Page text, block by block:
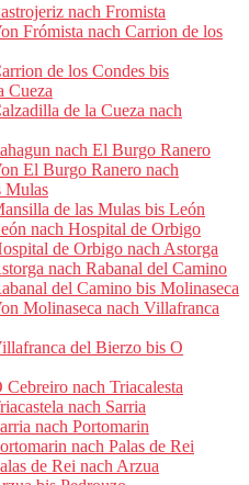
nach Fromista
Frómista nach Carrion de los
de los Condes bis
Cueza
de la Cueza nach
nach El Burgo Ranero
El Burgo Ranero nach
Mulas
de las Mulas bis León
nach Hospital de Orbigo
de Orbigo nach Astorga
nach Rabanal del Camino
del Camino bis Molinaseca
Molinaseca nach Villafranca
del Bierzo bis O
Cebreiro nach Triacalesta
nach Sarria
nach Portomarin
nach Palas de Rei
de Rei nach Arzua